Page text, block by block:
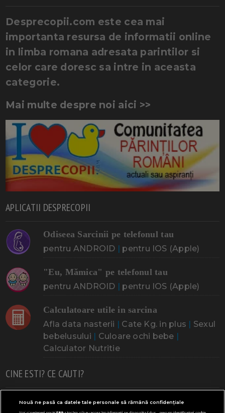
Desprecopii.com este cea mai
importanta resursa de informatii online
in limba romana adresata parintilor si
celor care doresc sa intre in aceasta
categorie.
Mai multe despre noi aici >>
APLICATII DESPRECOPII
Odiseea Sarcinii pe telefonul tau
pentru ANDROID | pentru IOS (Apple)
"Eu, Mămica" pe telefonul tau
pentru ANDROID | pentru IOS (Apple)
Calculatoare utile in sarcina
Afla data nasterii | Cate Kg. in plus | Sexul
bebelusului | Culoare ochi bebe |
Calculator Nutritie
CINE ESTI? CE CAUTI?
Doresc un copil Adoptia Probleme cu sarcina
Nouă ne pasă ca datele tale personale să rămână confidențiale